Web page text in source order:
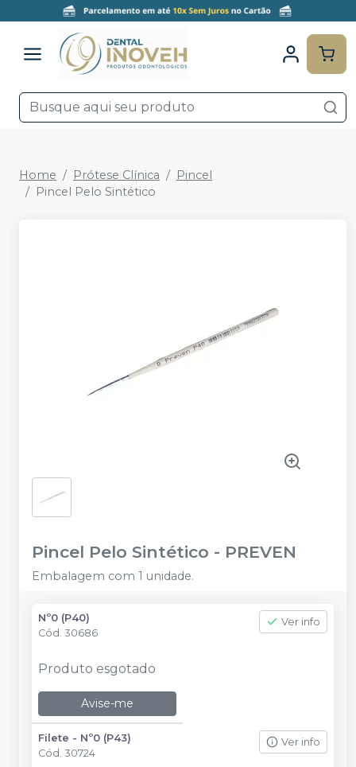
Home Prótese Clínica
Pincel
Pincel Pelo Sintético
Pincel Pelo Sintético - PREVEN
Embalagem com 1 unidade.
Nº0 (P40)
Cód. 30686
Ver info
Produto esgotado
Avise-me
Filete - Nº0 (P43)
Cód. 30724
Ver info